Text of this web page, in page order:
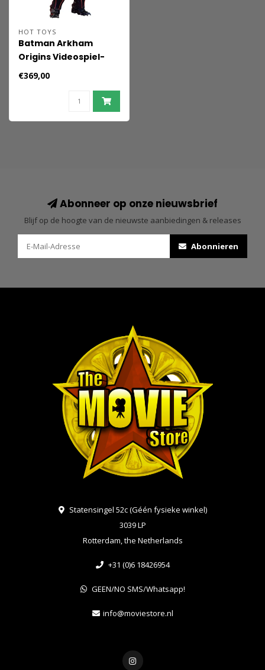
HOT TOYS
Batman Arkham
Origins Videospiel-
Meisterwerk-
Anzug Hellbat Version
Hot Toys Exklusiv 33
cm
€369,00
Abonneer op onze nieuwsbrief
Blijf op de hoogte van de nieuwste aanbiedingen & releases
Abonnieren
Statensingel 52c (Géén fysieke winkel)
3039 LP
Rotterdam, the Netherlands
+31 (0)6 18426954
GEEN/NO SMS/Whatsapp!
info@moviestore.nl